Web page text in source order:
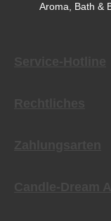
Aroma, Bath &